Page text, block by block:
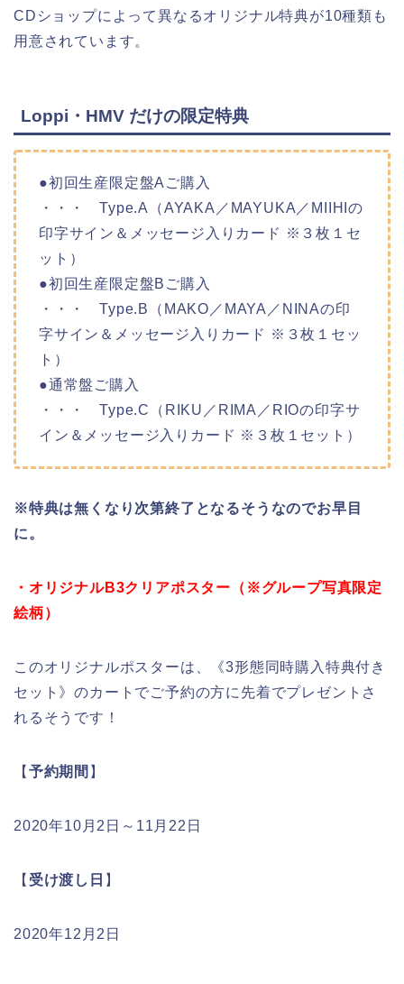
CDショップによって異なるオリジナル特典が10種類 も
用意されています。
Loppi・HMV だけの限定特典
●初回生産限定盤Aご購入
・・・ Type.A（AYAKA／MAYUKA／MIIHIの
印字サイン＆メッセージ入りカード ※３枚１セ
ット）
●初回生産限定盤Bご購入
・・・ Type.B（ MAKO／MAYA／NINAの印
字サイン＆メッセージ入りカード ※３枚１セッ
ト）
●通常盤ご購入
・・・ Type.C（ RIKU／RIMA／RIOの印字サ
イン＆メッセージ入りカード ※３枚１セット）
※特典は無くなり次第終了となるそうなのでお早目
に。
・オリジナルB3クリアポスター（※グループ写真限定
絵柄）
このオリジナルポスターは、《3形態同時購入特典付き
セット》のカートでご予約の方に先着でプレゼントさ
れるそうです！
【 予約期間 】
2020年10月2日～11月22日
【 受け渡し日 】
2020年12月2日